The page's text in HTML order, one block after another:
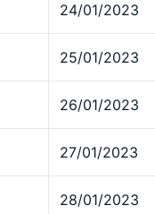
24/01/2023
25/01/2023
26/01/2023
27/01/2023
28/01/2023